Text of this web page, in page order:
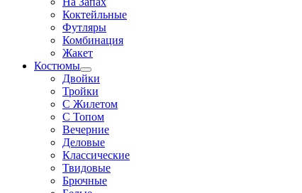
Коктейльные
Футляры
Комбинация
Жакет
Костюмы
Двойки
Тройки
С Жилетом
С Топом
Вечерние
Деловые
Классические
Твидовые
Брючные